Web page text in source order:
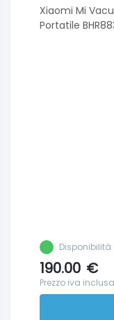
Xiaomi Mi
Portatile
190.00 €
Prezzo iva inclusa